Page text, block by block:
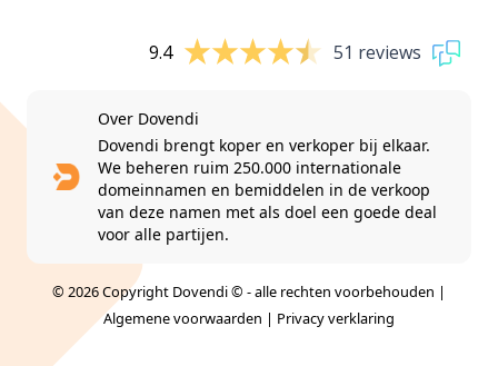
9.4 51 reviews
Over Dovendi
Dovendi brengt koper en verkoper bij elkaar.
We beheren ruim 250.000 internationale
domeinnamen en bemiddelen in de verkoop
van deze namen met als doel een goede deal
voor alle partijen.
© 2026 Copyright Dovendi © - alle rechten voorbehouden |
Algemene voorwaarden | Privacy verklaring